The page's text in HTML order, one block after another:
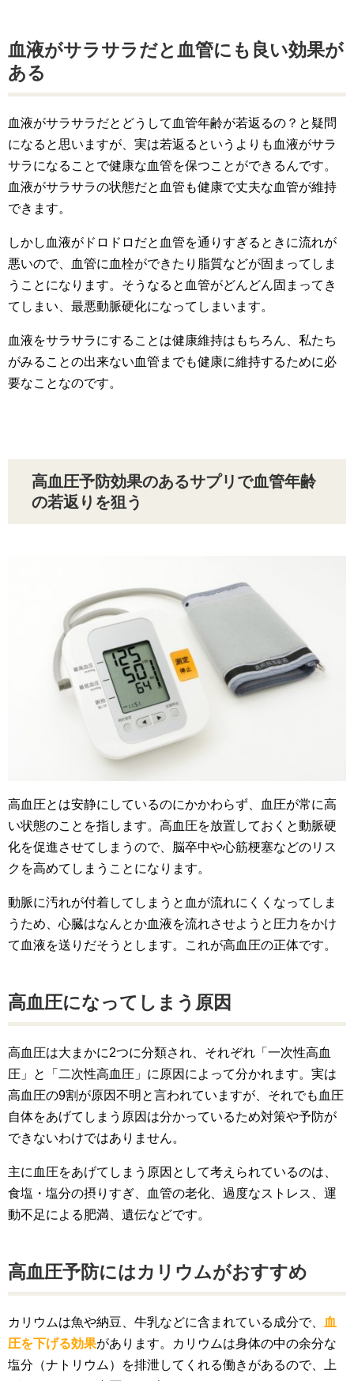
血液がサラサラだと血管にも良い効果が
ある
血液がサラサラだとどうして血管年齢が若返るの？と疑問
になると思いますが、実は若返るというよりも血液がサラ
サラになることで健康な血管を保つことができるんです。
血液がサラサラの状態だと血管も健康で丈夫な血管が維持
できます。
しかし血液がドロドロだと血管を通りすぎるときに流れが
悪いので、血管に血栓ができたり脂質などが固まってしま
うことになります。そうなると血管がどんどん固まってき
てしまい、最悪動脈硬化になってしまいます。
血液をサラサラにすることは健康維持はもちろん、私たち
がみることの出来ない血管までも健康に維持するために必
要なことなのです。
高血圧予防効果のあるサプリで血管年齢
の若返りを狙う
高血圧とは安静にしているのにかかわらず、血圧が常に高
い状態のことを指します。高血圧を放置しておくと動脈硬
化を促進させてしまうので、脳卒中や心筋梗塞などのリス
クを高めてしまうことになります。
動脈に汚れが付着してしまうと血が流れにくくなってしま
うため、心臓はなんとか血液を流れさせようと圧力をかけ
て血液を送りだそうとします。これが高血圧の正体です。
高血圧になってしまう原因
高血圧は大まかに2つに分類され、それぞれ「一次性高血
圧」と「二次性高血圧」に原因によって分かれます。実は
高血圧の9割が原因不明と言われていますが、それでも血圧
自体をあげてしまう原因は分かっているため対策や予防が
できないわけではありません。
主に血圧をあげてしまう原因として考えられているのは、
食塩・塩分の摂りすぎ、血管の老化、過度なストレス、運
動不足による肥満、遺伝などです。
高血圧予防にはカリウムがおすすめ
カリウムは魚や納豆、牛乳などに含まれている成分で、 血
圧を下げる効果があります。カリウムは身体の中の余分な
塩分（ナトリウム）を排泄してくれる働きがあるので、上